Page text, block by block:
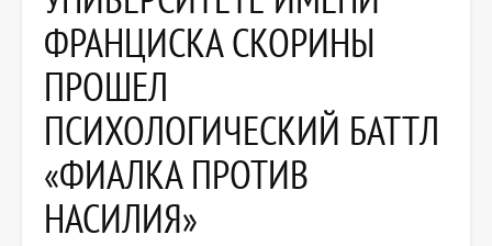
ФРАНЦИСКА СКОРИНЫ
ПРОШЕЛ
ПСИХОЛОГИЧЕСКИЙ БАТТЛ
«ФИАЛКА ПРОТИВ
НАСИЛИЯ»